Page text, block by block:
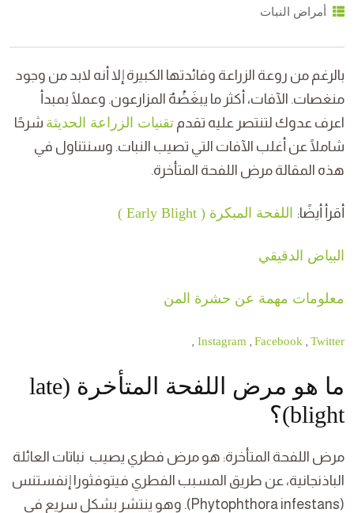
أمراض النبات
بالرغم من روعة الزراعة وفائدتها الكبيرة إلا أنه لابد من وجود
منغصات. الآفات، أكثر ما يبغَضُهٌ المزارعون. وعملًا بمبدأ
اعرف عدوك لتنتصر عليه تقدم تقنيات الزراعة الحديثة شرحًا
شاملًا عن أغلب الآفات التي تصيب النبات. وسنتناول في
هذه المقالة مرض اللفحة المتأخرة.
أقرأ أيضًا: اللفحة المبكرة ( Early Blight )
البياض الدقيقي
معلومات مهمة عن حشرة المن
Instagram Facebook Twitter
ما هو مرض اللفحة المتأخرة (late
blight)؟
مرض اللفحة المتأخرة: هو مرض فطري يصيب نباتات العائلة
الباذنجانية، عن طريق المسبب الفطري فيتوفثورا إنفستنس
(Phytophthora infestans). وهو ينتشر بشكل سريع في